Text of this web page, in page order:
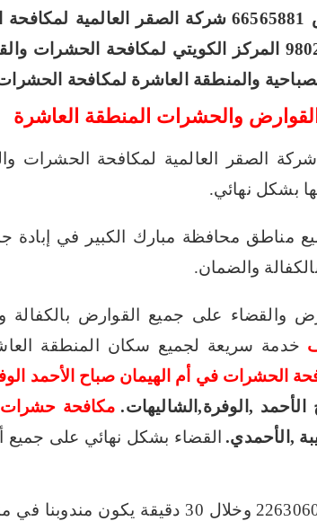
شركة الصقر العالمية لمكافحة
المركز الكويتي لمكافحة الحشرات والقوارض
والمنطقة العاشرة لمكافحة الحشرات
والحشرات المنطقة العاشرة
الصقر العالمية لمكافحة الحشرات
بشكل نهائي.
مناطق محافظة مبارك الكبير في إبادة
والضمان.
والقضاء على جميع القوارض
خدمة سريعة لجميع سكان المنطقة
الحشرات في أم الهيمان صباح الأحمد
,الوفرة,الشاليهات. مكافحة
,الأحمدي. القضاء بشكل نهائي على جميع
وخلال 30 دقيقة يكون مندوبنا في منطقتك و ابادة جميع الحشرات .